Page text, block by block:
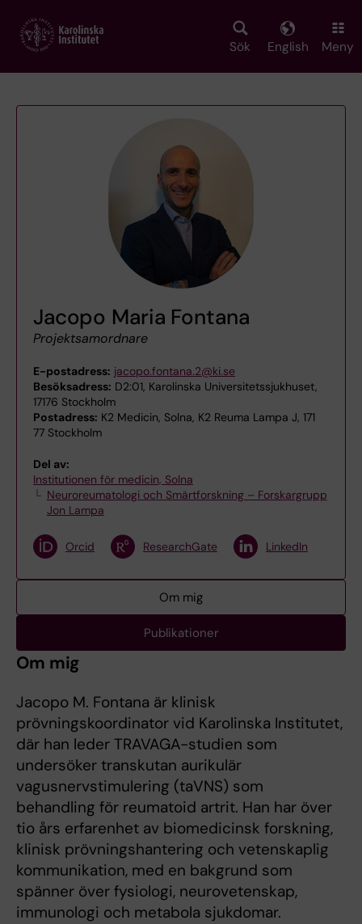
main
Sök English Meny
Jacopo Maria Fontana
Projektsamordnare
E-postadress: jacopo.fontana.2@ki.se
Besöksadress: D2:01, Karolinska Universitetssjukhuset,
17176 Stockholm
Postadress: K2 Medicin, Solna, K2 Reuma Lampa J, 171
77 Stockholm
Del av:
Institutionen för medicin, Solna
Neuroreumatologi och Smärtforskning – Forskargrupp
Jon Lampa
Orcid ResearchGate LinkedIn
Om mig
Publikationer
Om mig
Jacopo M. Fontana är klinisk
prövningskoordinator vid Karolinska Institutet,
där han leder TRAVAGA-studien som
undersöker transkutan aurikulär
vagusnervstimulering (taVNS) som
behandling för reumatoid artrit. Han har över
tio års erfarenhet av biomedicinsk forskning,
klinisk prövningshantering och vetenskaplig
kommunikation, med en bakgrund som
spänner över fysiologi, neurovetenskap,
immunologi och metabola sjukdomar.